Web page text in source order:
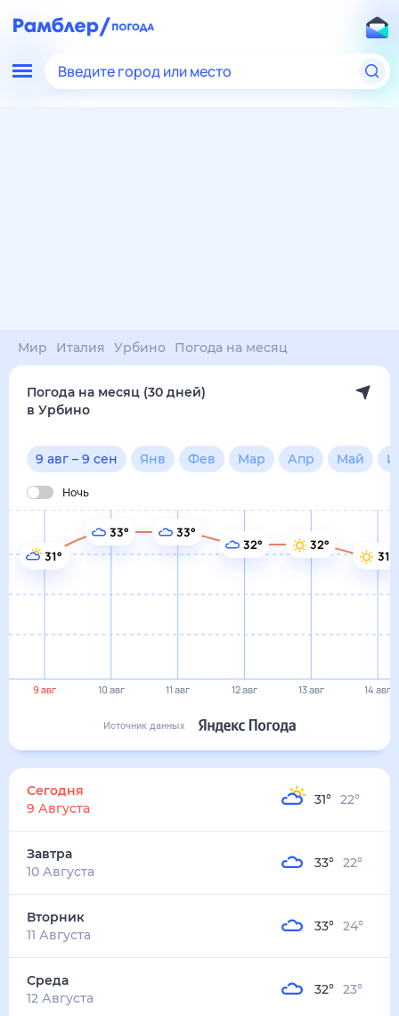
Введите город или место
Мир Италия Урбино Погода на месяц
Погода на месяц (30 дней)
в Урбино
9 авг – 9 сен Янв Фев Мар Апр Май
Ночь
9 авг 10 авг 11 авг 12 авг 13 авг 14 авг
31°
33° 33°
32° 32°
31°
Источник данных
Сегодня
9 Августа
31° 22°
Завтра
10 Августа
33° 22°
Вторник
11 Августа
33° 24°
Среда
12 Августа
32° 23°